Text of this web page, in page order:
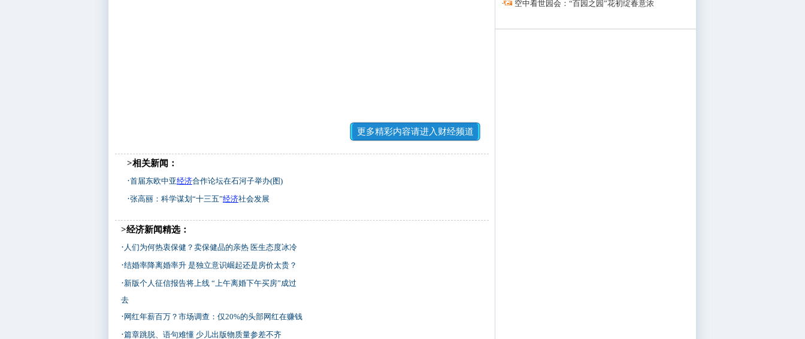
更多精彩内容请进入财经频道
>相关新闻：
·首届东欧中亚经济合作论坛在石河子举办(图)
·张高丽：科学谋划“十三五”经济社会发展
>经济新闻精选：
· 人们为何热衷保健？卖保健品的亲热 医生态度冰冷
·结婚率降离婚率升 是独立意识崛起还是房价太贵？
·新版个人征信报告将上线 “上午离婚下午买房”成过
去
·网红年薪百万？市场调查：仅20%的头部网红在赚钱
·篇章跳脱、语句难懂 少儿出版物质量参差不齐
·
空中看世园会：“百园之园”花初绽春意浓